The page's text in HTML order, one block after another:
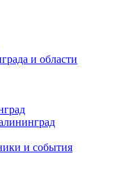
и области
и события